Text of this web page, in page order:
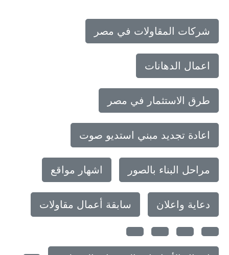
شركات المقاولات في مصر
اعمال الدهانات
طرق الاستثمار في مصر
اعادة تجديد مبني استديو صوت
مراحل البناء بالصور اشهار مواقع
دعاية واعلان سابقة أعمال مقاولات